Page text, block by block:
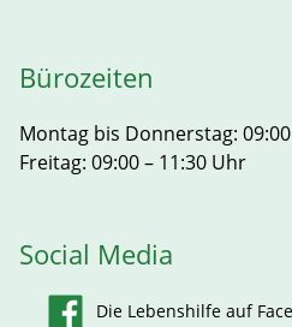
Bürozeiten
Montag bis Donnerstag:
Freitag: 09:00 – 11:30 Uhr
Social Media
Die Lebenshilfe auf